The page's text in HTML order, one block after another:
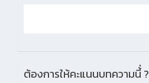
ต้องการให้คะแนนบทความนี้่ ?